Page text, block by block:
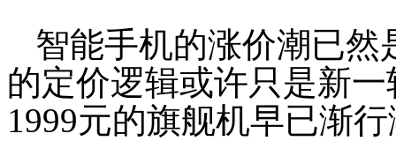
智能手机的涨价潮已然
的定价逻辑或许只是新
1999元的旗舰机早已渐